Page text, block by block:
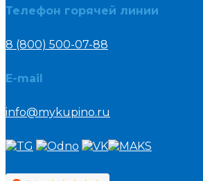
Телефон горячей линии
8 (800) 500-07-88
E-mail
info@mykupino.ru